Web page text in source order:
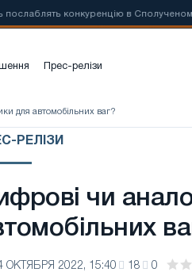
конкуренцію в Сполученому
Прес-релізи
для автомобільних ваг?
РЕЛІЗИ
чи
ОКТЯБРЯ 2022, 15:40 18 0